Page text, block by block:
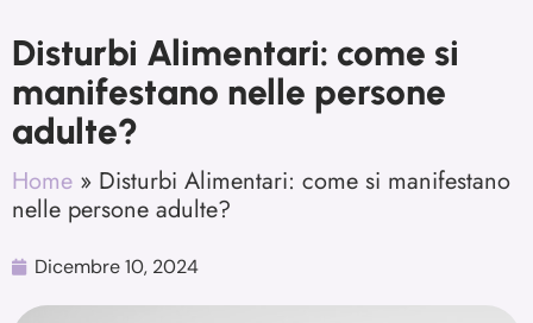
Disturbi Alimentari: come si
manifestano nelle persone
adulte?
Home » Disturbi Alimentari: come si manifestano
nelle persone adulte?
Dicembre 10, 2024